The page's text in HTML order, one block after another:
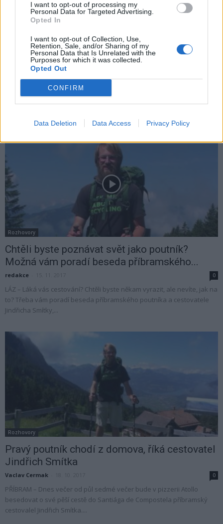
I want to opt-out of processing my
Personal Data for Targeted Advertising.
Opted In
I want to opt-out of Collection, Use,
Retention, Sale, and/or Sharing of my
Personal Data that Is Unrelated with the
Purposes for which it was collected.
Opted Out
CONFIRM
Data Deletion Data Access Privacy Policy
Divadlo bude v neděli patřit opět dětem
PŘÍBRAM - V neděli 20. května se opět bude konat celodenní program
nejen pro děti pod názvem "Divadlo patří dětem". Na návštěvníky čeká
Rozhovory
Chtěli byste poznávat svět jako poutník?
Možná vám poradí beseda příbramského...
redakce 0
LÁZ – Láká vás cestování? Chtěli byste někam vyrazit, ale nevíte, jak na
to? Třeba vám poradí beseda příbramského poutníka a cestovatele
Jindřicha Smítky,...
Rozhovory
Pravý poutník chodí z domova, říká cestovatel
Jindřich Smítka
Vaclav Cermak 0
PŘÍBRAM – Dnes večer od půl sedmé večer bude v pizzerii Atollo
besedovat o své pěší cestě do Santiága de Compostela příbramský
cestovalel Jindřich Smítka....